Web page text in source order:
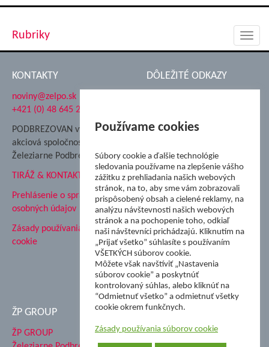
Rubriky
KONTAKTY
noviny@zelpo.sk
+421 (0) 48 645 2711
PODBREZOVAN vydáva
akciová spoločnosť
Železiarne Podbrezová
TIRÁŽ & KONTAKT
Prehlásenie o spracovaní
osobných údajov
Zásady používania súborov
cookie
DÔLEŽITÉ ODKAZY
Nadácia Železiarne
ŽP Informatika s.r.o.
ŠK Železiarne Podbrezová
Tále a.s.
ŽP GROUP
ŽP GROUP
Používame cookies
Súbory cookie a ďalšie technológie
sledovania používame na zlepšenie vášho
zážitku z prehliadania našich webových
stránok, na to, aby sme vám zobrazovali
prispôsobený obsah a cielené reklamy, na
analýzu návštevnosti našich webových
stránok a na pochopenie toho, odkiaľ
naši návštevníci prichádzajú. Kliknutím na
„Prijať všetko” súhlasíte s používaním
VŠETKÝCH súborov cookie.
Môžete však navštíviť „Nastavenia
súborov cookie” a poskytnúť
kontrolovaný súhlas, alebo kliknúť na
“Odmietnuť všetko” a odmietnuť všetky
cookie okrem funkčnych.
Zásady používania súborov cookie